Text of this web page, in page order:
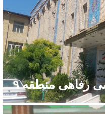
رفاهی منطقه ۹